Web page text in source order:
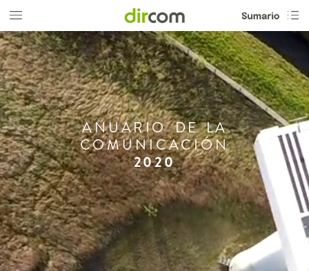
ANUARIO DE LA
COMUNICACIÓN
2020